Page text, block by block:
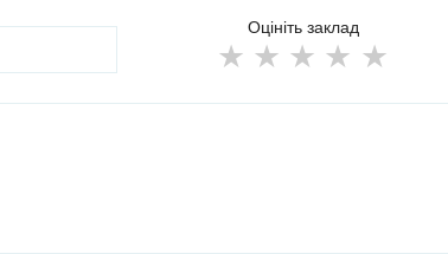
Оцініть заклад